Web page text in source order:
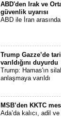
ABD'den Irak ve
güvenlik uyarısı
ABD ile İran
Trump Gazze’de
varıldığını duyurdu
Trump: Hamas'ın
anlaşmaya varıldı
MSB’den KKTC
Ada’da kalıcı, adil